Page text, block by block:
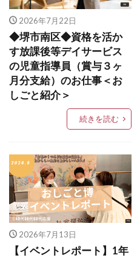
2026年7月22日
◆堺市南区◆資格を活か
す放課後等デイサービス
の児童指導員（賞与３ヶ
月分支給）のお仕事＜お
しごと紹介＞
続きを読む
2026年7月13日
【イベントレポート】1年